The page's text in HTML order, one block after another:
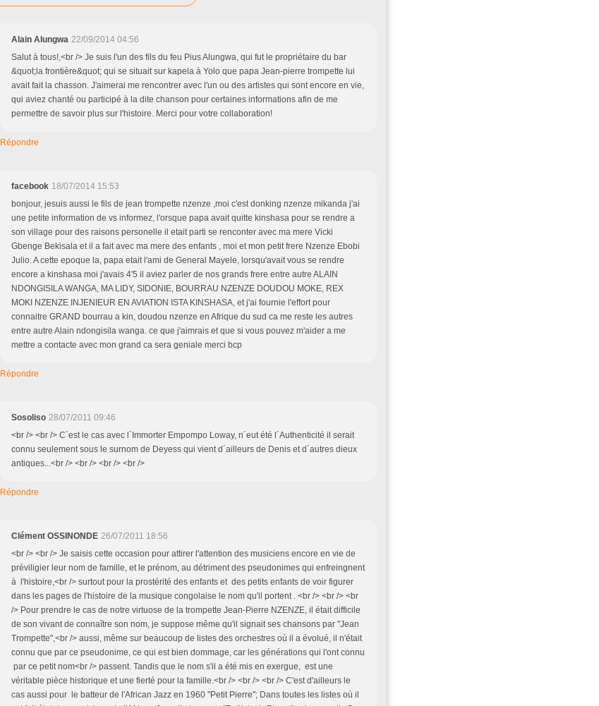
Alain Alungwa 22/09/2014 04:56
Salut à tous!,<br /> Je suis l'un des fils du feu Pius Alungwa, qui fut le propriétaire du bar
&quot;la frontière&quot; qui se situait sur kapela à Yolo que papa Jean-pierre trompette lui
avait fait la chasson. J'aimerai me rencontrer avec l'un ou des artistes qui sont encore en vie,
qui aviez chanté ou participé à la dite chanson pour certaines informations afin de me
permettre de savoir plus sur l'histoire. Merci pour votre collaboration!
Répondre
facebook 18/07/2014 15:53
bonjour, jesuis aussi le fils de jean trompette nzenze ,moi c'est donking nzenze mikanda j'ai
une petite information de vs informez, l'orsque papa avait quitte kinshasa pour se rendre a
son village pour des raisons personelle il etait parti se renconter avec ma mere Vicki
Gbenge Bekisala et il a fait avec ma mere des enfants , moi et mon petit frere Nzenze Ebobi
Julio. A cette epoque la, papa etait l'ami de General Mayele, lorsqu'avait vous se rendre
encore a kinshasa moi j'avais 4'5 il aviez parler de nos grands frere entre autre ALAIN
NDONGISILA WANGA, MA LIDY, SIDONIE, BOURRAU NZENZE DOUDOU MOKE, REX
MOKI NZENZE INJENIEUR EN AVIATION ISTA KINSHASA, et j'ai fournie l'effort pour
connaitre GRAND bourrau a kin, doudou nzenze en Afrique du sud ca me reste les autres
entre autre Alain ndongisila wanga. ce que j'aimrais et que si vous pouvez m'aider a me
mettre a contacte avec mon grand ca sera geniale merci bcp
Répondre
Sosoliso 28/07/2011 09:46
<br /> <br /> C´est le cas avec l´Immorter Empompo Loway, n´eut été l´Authenticité il serait
connu seulement sous le surnom de Deyess qui vient d´ailleurs de Denis et d´autres dieux
antiques...<br /> <br /> <br /> <br />
Répondre
Clément OSSINONDE 26/07/2011 18:56
<br /> <br /> Je saisis cette occasion pour attirer l'attention des musiciens encore en vie de
préviligier leur nom de famille, et le prénom, au détriment des pseudonimes qui enfreingnent
à l'histoire,<br /> surtout pour la prostérité des enfants et des petits enfants de voir figurer
dans les pages de l'histoire de la musique congolaise le nom qu'il portent . <br /> <br /> <br
/> Pour prendre le cas de notre virtuose de la trompette Jean-Pierre NZENZE, il était difficile
de son vivant de connaître son nom, je suppose même qu'il signait ses chansons par "Jean
Trompette",<br /> aussi, même sur beaucoup de listes des orchestres où il a évolué, il n'était
connu que par ce pseudonime, ce qui est bien dommage, car les générations qui l'ont connu
par ce petit nom<br /> passent. Tandis que le nom s'il a été mis en exergue, est une
véritable pièce historique et une fierté pour la famille.<br /> <br /> <br /> C'est d'ailleurs le
cas aussi pour le batteur de l'African Jazz en 1960 "Petit Pierre"; Dans toutes les listes où il